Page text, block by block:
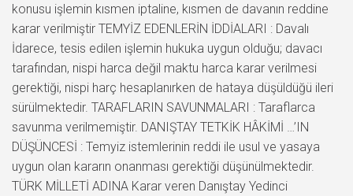
konusu işlemin kısmen iptaline, kısmen de davanın reddine
karar verilmiştir TEMYİZ EDENLERİN İDDİALARI : Davalı
İdarece, tesis edilen işlemin hukuka uygun olduğu; davacı
tarafından, nispi harca değil maktu harca karar verilmesi
gerektiği, nispi harç hesaplanırken de hataya düşüldüğü ileri
sürülmektedir. TARAFLARIN SAVUNMALARI : Taraflarca
savunma verilmemiştir. DANIŞTAY TETKİK HÂKİMİ …’IN
DÜŞÜNCESİ : Temyiz istemlerinin reddi ile usul ve yasaya
uygun olan kararın onanması gerektiği düşünülmektedir.
TÜRK MİLLETİ ADINA Karar veren Danıştay Yedinci